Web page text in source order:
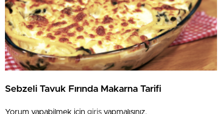
Sebzeli Tavuk Fırında Makarna Tarifi
Yorum yapabilmek için giriş yapmalısınız.